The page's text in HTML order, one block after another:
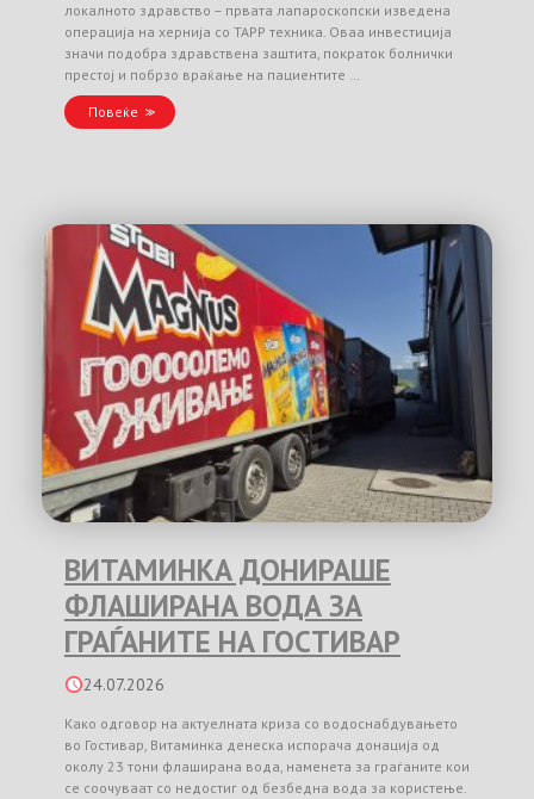
локалното здравство – првата лапароскопски изведена
операција на хернија со TAPP техника. Оваа инвестиција
значи подобра здравствена заштита, пократок болнички
престој и побрзо враќање на пациентите …
Повеќе
ВИТАМИНКА ДОНИРАШЕ
ФЛАШИРАНА ВОДА ЗА
ГРАЃАНИТЕ НА ГОСТИВАР
24.07.2026
Како одговор на актуелната криза со водоснабдувањето
во Гостивар, Витаминка денеска испорача донација од
околу 23 тони флаширана вода, наменета за граѓаните кои
се соочуваат со недостиг од безбедна вода за користење.